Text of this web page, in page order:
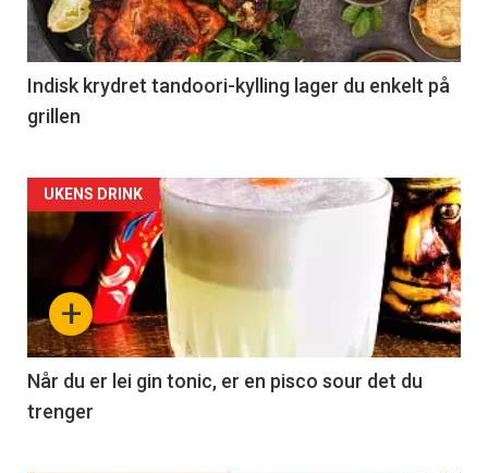
Indisk krydret tandoori-kylling lager du enkelt på
grillen
Forsiden
akkurat
nå
-
2
+
UKENS DRINK
Når du er lei gin tonic, er en pisco sour det du
trenger